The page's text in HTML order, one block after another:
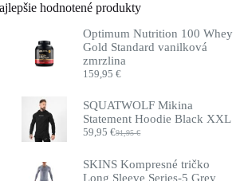
hodnotené produkty
Optimum Nutrition 100 Whey
Gold Standard vanilková
zmrzlina
159,95€
SQUATWOLF Mikina
Statement Hoodie Black XXL
91,95€
Pôvodná
bola:
91,95 €.
59,95€
Aktuálna
je:
59,95 €.
SKINS Kompresné tričko
Long Sleeve Series-5 Grey